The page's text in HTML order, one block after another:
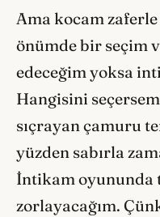
Ama kocam
önümde bir seçim
edeceğim yoksa
Hangisini
sıçrayan çamuru
yüzden sabırla
İntikam oyununda
zorlayacağım.